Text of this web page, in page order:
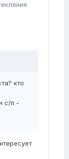
кто
с/п -